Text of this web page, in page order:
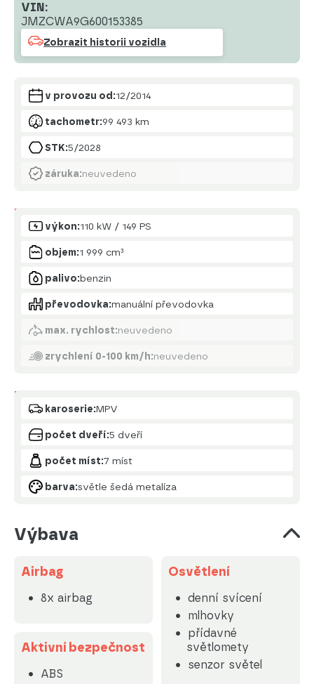
VIN:
JMZCWA9G600153385
Zobrazit historii vozidla
v provozu od:12/2014
tachometr:99 493 km
STK:5/2028
záruka:neuvedeno
Motor
výkon:110 kW / 149 PS
objem:1 999 cm³
palivo:benzin
převodovka:manuální převodovka
max. rychlost:neuvedeno
zrychlení 0-100 km/h:neuvedeno
Karoserie
karoserie:MPV
počet dveří:5 dveří
počet míst:7 míst
barva:světle šedá metalíza
Výbava
Airbag
8x airbag
Aktivní bezpečnost
ABS
Osvětlení
denní svícení
mlhovky
přídavné
světlomety
senzor světel